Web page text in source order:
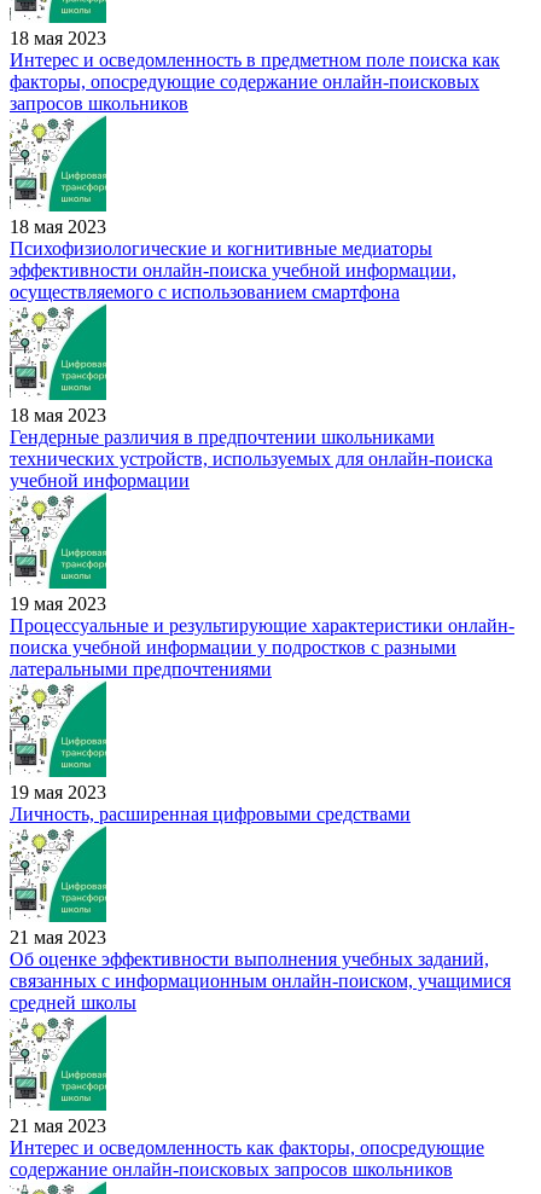
18 мая 2023
Интерес и осведомленность в предметном поле поиска как
факторы, опосредующие содержание онлайн-поисковых
запросов школьников
18 мая 2023
Психофизиологические и когнитивные медиаторы
эффективности онлайн-поиска учебной информации,
осуществляемого с использованием смартфона
18 мая 2023
Гендерные различия в предпочтении школьниками
технических устройств, используемых для онлайн-поиска
учебной информации
19 мая 2023
Процессуальные и результирующие характеристики онлайн-
поиска учебной информации у подростков с разными
латеральными предпочтениями
19 мая 2023
Личность, расширенная цифровыми средствами
21 мая 2023
Об оценке эффективности выполнения учебных заданий,
связанных с информационным онлайн-поиском, учащимися
средней школы
21 мая 2023
Интерес и осведомленность как факторы, опосредующие
содержание онлайн-поисковых запросов школьников